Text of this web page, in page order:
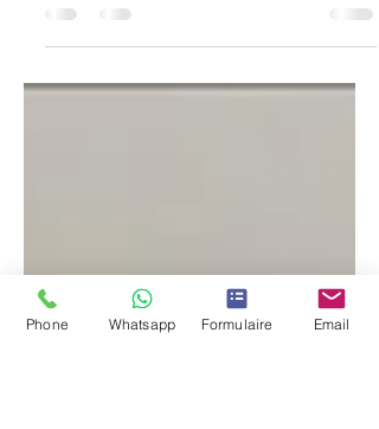
Expert comptable Maroc : meilleur
Phone Whatsapp Formulaire Email